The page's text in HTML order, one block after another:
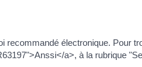
électronique. Pour
a>, à la rubrique